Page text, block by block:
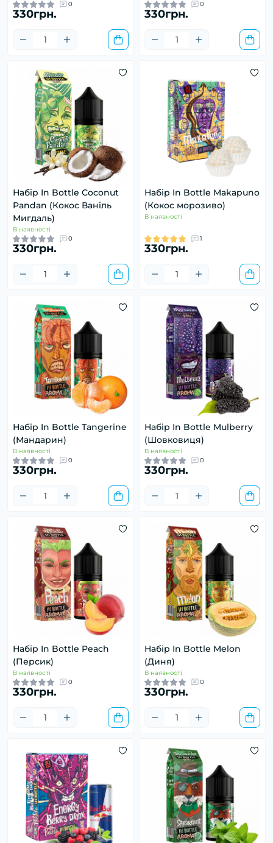
0
330грн.
0
330грн.
Набір In Bottle Coconut
Pandan (Кокос Ваніль
Мигдаль)
В наявності
0
330грн.
Набір In Bottle Makapuno
(Кокос морозиво)
В наявності
1
330грн.
Набір In Bottle Tangerine
(Мандарин)
В наявності
0
330грн.
Набір In Bottle Mulberry
(Шовковиця)
В наявності
0
330грн.
Набір In Bottle Peach
(Персик)
В наявності
0
330грн.
Набір In Bottle Melon
(Диня)
В наявності
0
330грн.